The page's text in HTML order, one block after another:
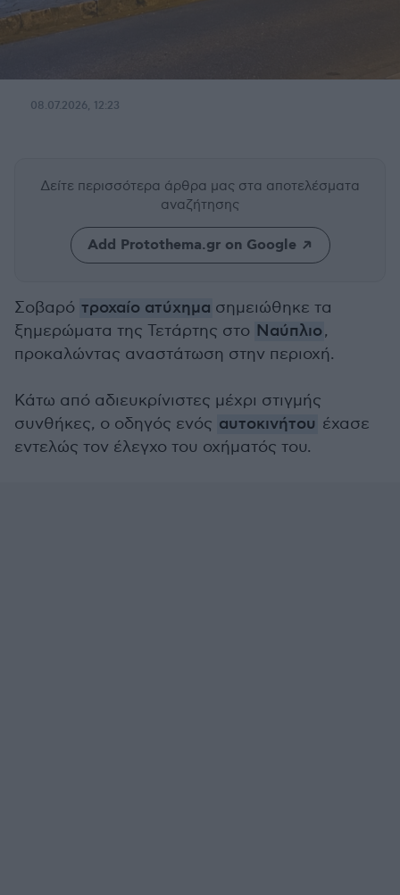
08.07.2026, 12:23
Δείτε περισσότερα άρθρα μας στα αποτελέσματα
αναζήτησης
Add Protothema.gr on Google
Σοβαρό τροχαίο ατύχημα σημειώθηκε τα
ξημερώματα της Τετάρτης στο Ναύπλιο,
προκαλώντας αναστάτωση στην περιοχή.
Κάτω από αδιευκρίνιστες μέχρι στιγμής
συνθήκες, ο οδηγός ενός αυτοκινήτου έχασε
εντελώς τον έλεγχο του οχήματός του.